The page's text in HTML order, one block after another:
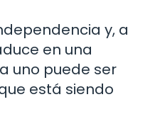
y, a
en una
uno puede ser
está siendo